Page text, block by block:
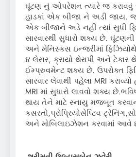
ઘૂંટણ નું ઓપરેશન ત્યારે જ
હાડકાં એક બીજા ને અડી જાય.
એક બીજાને અડે નહીં ત્યાં સુધી
સારવારથી સુધારો શક્ય છે.
અને મેનિસ્કસ ઇન્જરીમાં
૪ લેસર, ક્રાયો થેરાપી અને ટેકાર
ઈમ્પ્રુવમેન્ટ શક્ય છે. ઉપરોક્ત
સારવાર લેવાથી પહેલા MRI કરાવ્યો
MRI માં સુધારો લાવવો શક્ય
થાય તેને માટે સ્નાયુ મજબૂત
કસરતો,પ્રોપ્રિયોસેપ્ટિવ
અને મોબિલાઇઝેશન કરવામાં આવે